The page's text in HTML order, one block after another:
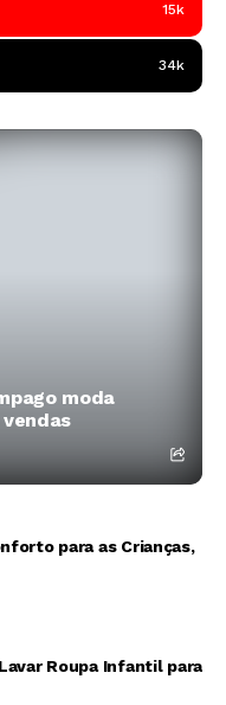
15k
34k
moda
para as Crianças,
Roupa Infantil para